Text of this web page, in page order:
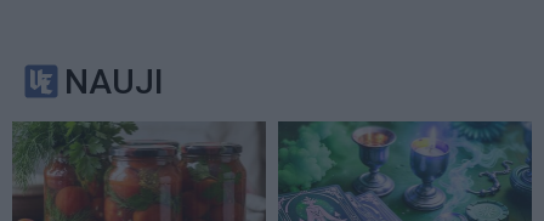
NAUJI